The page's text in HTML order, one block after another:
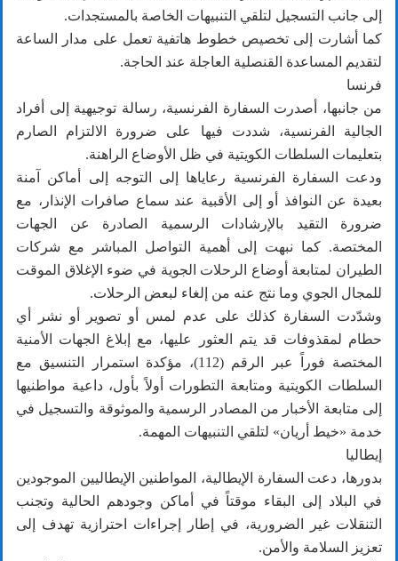
إلى جانب التسجيل لتلقي التنبيهات الخاصة بالمستجدات.
كما أشارت إلى تخصيص خطوط هاتفية تعمل على مدار الساعة
لتقديم المساعدة القنصلية العاجلة عند الحاجة.
فرنسا
من جانبها، أصدرت السفارة الفرنسية، رسالة توجيهية إلى أفراد
الجالية الفرنسية، شددت فيها على ضرورة الالتزام الصارم
بتعليمات السلطات الكويتية في ظل الأوضاع الراهنة.
ودعت السفارة الفرنسية رعاياها إلى التوجه إلى أماكن آمنة
بعيدة عن النوافذ أو إلى الأقبية عند سماع صافرات الإنذار، مع
ضرورة التقيد بالإرشادات الرسمية الصادرة عن الجهات
المختصة. كما نبهت إلى أهمية التواصل المباشر مع شركات
الطيران لمتابعة أوضاع الرحلات الجوية في ضوء الإغلاق الموقت
للمجال الجوي وما نتج عنه من إلغاء لبعض الرحلات.
وشدّدت السفارة كذلك على عدم لمس أو تصوير أو نشر أي
حطام لمقذوفات قد يتم العثور عليها، مع إبلاغ الجهات الأمنية
المختصة فوراً عبر الرقم (112)، مؤكدة استمرار التنسيق مع
السلطات الكويتية ومتابعة التطورات أولاً بأول، داعية مواطنيها
إلى متابعة الأخبار من المصادر الرسمية والموثوقة والتسجيل في
خدمة «خيط أريان» لتلقي التنبيهات المهمة.
إيطاليا
بدورها، دعت السفارة الإيطالية، المواطنين الإيطاليين الموجودين
في البلاد إلى البقاء موقتاً في أماكن وجودهم الحالية وتجنب
التنقلات غير الضرورية، في إطار إجراءات احترازية تهدف إلى
تعزيز السلامة والأمن.